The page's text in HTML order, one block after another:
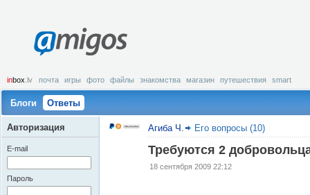
amigos
inbox .lv почта игры фото файлы знакомства магазин путешествия smart
Блоги Ответы
Агиба Ч. Его вопросы (10)
Требуются 2
18 сентября 2009 22:12
Авторизация
E-mail
Пароль